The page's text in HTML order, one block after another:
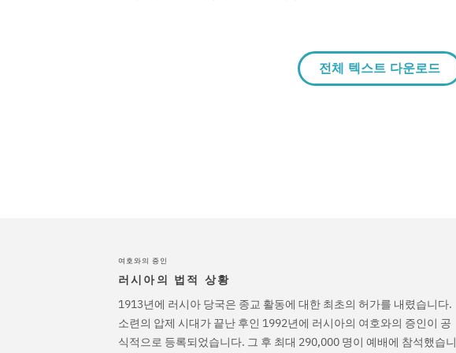
전체 텍스트 다운로드
여호와의 증인
러시아의 법적 상황
1913년에 러시아 당국은 종교 활동에 대한 최초의 허가를 내렸습니다.
소련의 압제 시대가 끝난 후인 1992년에 러시아의 여호와의 증인이 공
식적으로 등록되었습니다. 그 후 최대 290,000 명이 예배에 참석했습니